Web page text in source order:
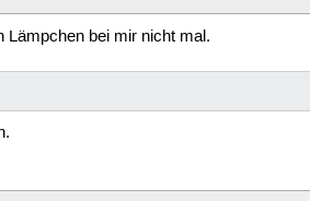
Lämpchen bei mir nicht mal.